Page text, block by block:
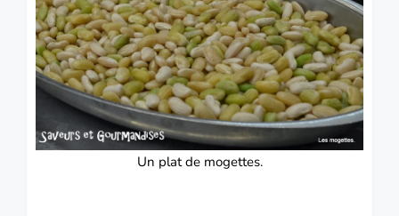
Un plat de mogettes.